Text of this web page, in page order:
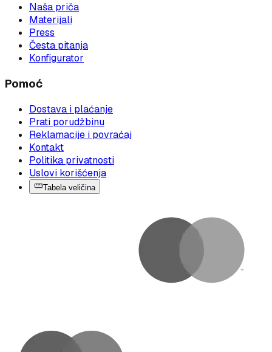
Naša priča
Materijali
Press
Česta pitanja
Konfigurator
Pomoć
Dostava i plaćanje
Prati porudžbinu
Reklamacije i povraćaj
Kontakt
Politika privatnosti
Uslovi korišćenja
Tabela veličina